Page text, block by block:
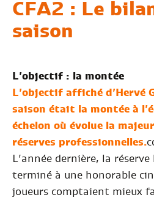
CFA2 : Le
saison
L’objectif : la montée
L’objectif affiché d’Hervé
saison était la montée à
échelon où évolue la
réserves professionnelles.
L’année dernière, la
terminé à une honorable
joueurs comptaient mieux